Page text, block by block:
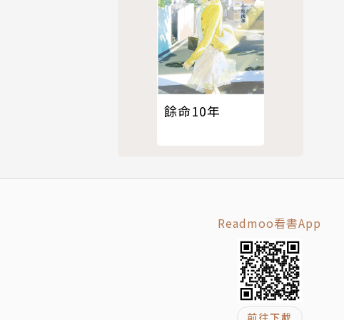
餘命10年
Readmoo看書App